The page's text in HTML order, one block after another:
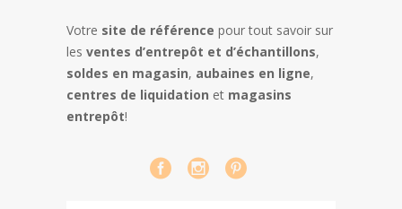
Votre site de référence pour tout savoir sur
les ventes d’entrepôt et d’échantillons,
soldes en magasin, aubaines en ligne,
centres de liquidation et magasins
entrepôt!